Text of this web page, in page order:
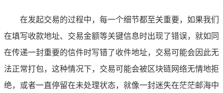
在发起交易的过程中，每一个细节都至关重要，如果我们
在填写收款地址、交易金额等关键信息时出现了错误，就如同
在传递一封重要的信件时写错了收件地址，交易可能会因此无
法正常打包，这种情况下，交易可能会被区块链网络无情地拒
绝，或者一直停留在未处理状态，就像一封迷失在茫茫邮海中